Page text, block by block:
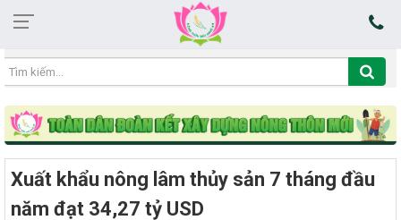
17:00:25 06/08/2026
Xuất khẩu nông lâm thủy sản 7 tháng đầu
năm đạt 34,27 tỷ USD